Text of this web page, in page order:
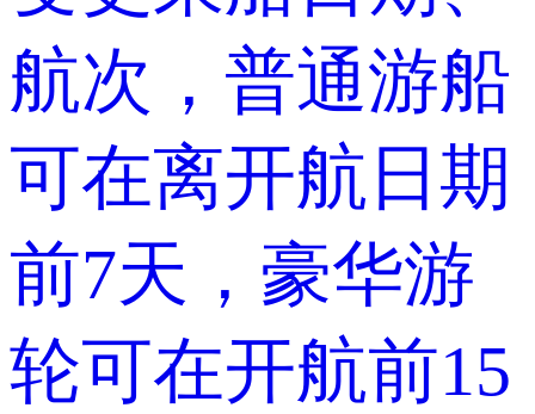
航次，普通游船
可在离开航日期
前7天，豪华游
轮可在开航前15